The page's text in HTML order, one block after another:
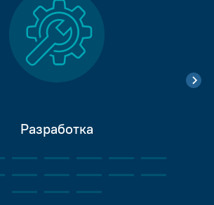
Разработка